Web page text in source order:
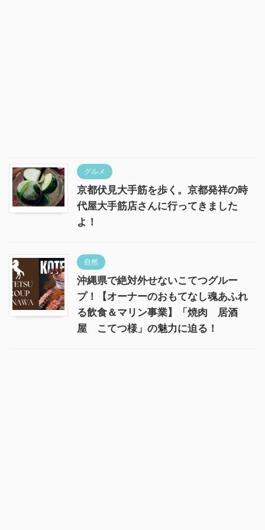
グルメ
京都伏見大手筋を歩く。京都発祥の時
代屋大手筋店さんに行ってきました
よ！
自然
沖縄県で絶対外せないこてつグルー
プ！【オーナーのおもてなし魂あふれ
る飲食＆マリン事業】「焼肉 居酒
屋 こてつ様」の魅力に迫る！